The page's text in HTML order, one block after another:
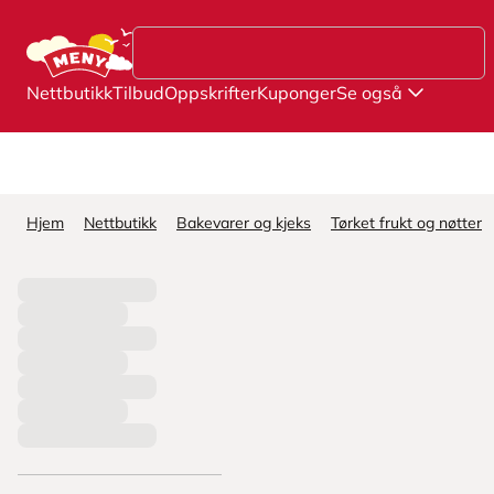
NettbutikkTilbudOppskrifterKupongerSe også
Hjem Nettbutikk Bakevarer og kjeks Tørket frukt og nøtter